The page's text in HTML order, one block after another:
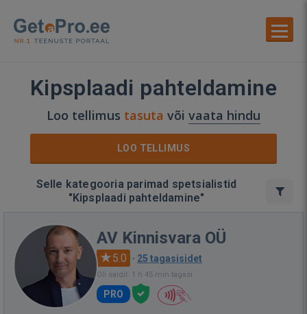
Kipsplaadi pahteldamine
Loo tellimus tasuta või vaata hindu
LOO TELLIMUS
Selle kategooria parimad spetsialistid
"Kipsplaadi pahteldamine"
AV Kinnisvara OÜ
5.0 · 25 tagasisidet
Oli saidil: 1 h 45 min tagasi
PRO